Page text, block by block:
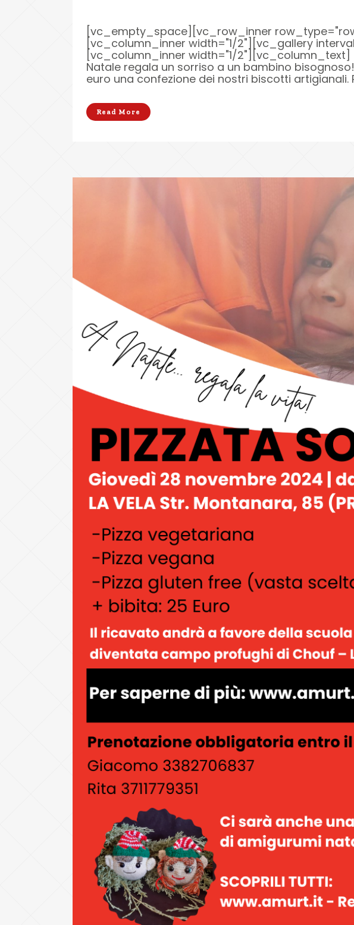
[vc_empty_space][vc_row_inner
[vc_column_inner width="1/2"][vc_gallery
[vc_column_inner width="1/
Natale regala un sorriso a un bambino
euro una confezione dei nostri biscotti artigianali.
Read More